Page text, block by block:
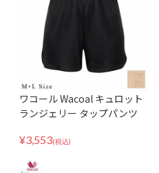
ワコール Wacoal キュロット
ランジェリー タップパンツ
由来素材使用 HDB520 MLサ
¥3,553(税込)